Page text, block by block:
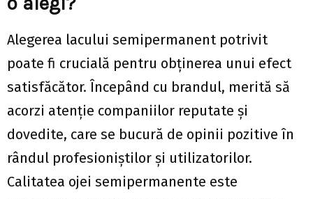
Alegerea lacului semipermanent potrivit
poate fi crucială pentru obținerea unui efect
satisfăcător. Începând cu brandul, merită să
acorzi atenție companiilor reputate și
dovedite, care se bucură de opinii pozitive în
rândul profesioniștilor și utilizatorilor.
Calitatea ojei semipermanente este